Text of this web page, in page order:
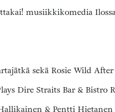
musiikkikomedia
sekä Rosie Wild After
Dire Straits Bar & Bistro
& Pentti Hietanen